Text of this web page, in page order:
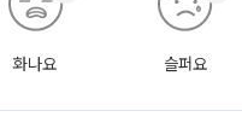
화나요 슬퍼요